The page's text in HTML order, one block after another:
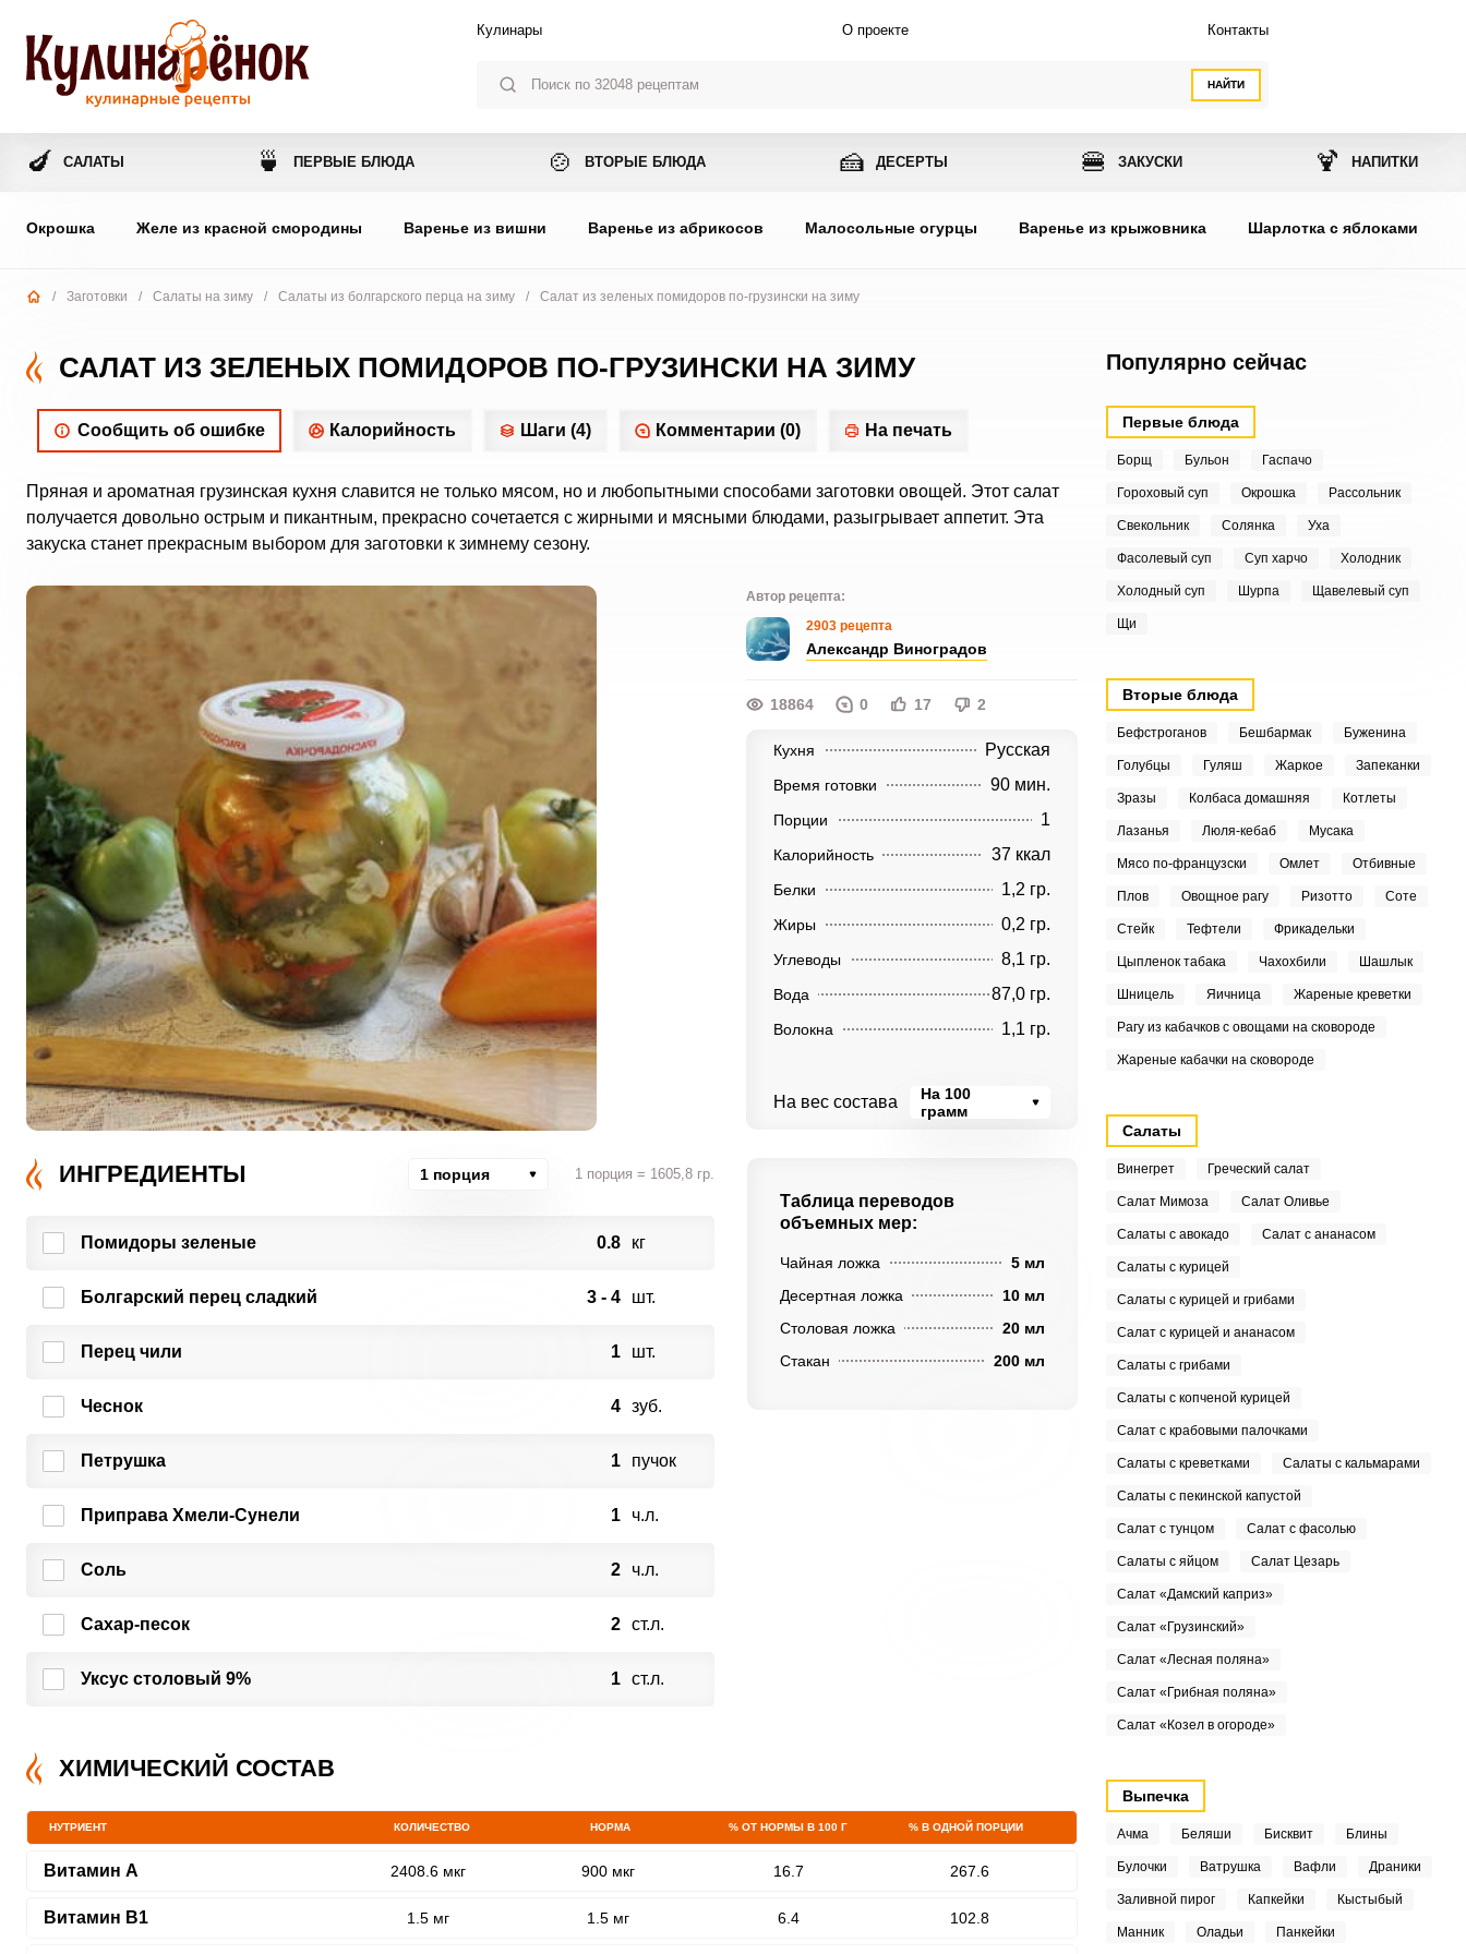
НАЙТИ
Кулинары О проекте Контакты
🍆 САЛАТЫ 🍵 ПЕРВЫЕ БЛЮДА 🍲 ВТОРЫЕ БЛЮДА 🍰 ДЕСЕРТЫ 🍔 ЗАКУСКИ 🍹 НАПИТКИ
Окрошка Желе из красной смородины Варенье из вишни Варенье из абрикосов Малосольные огурцы Варенье из крыжовника Шарлотка с яблоками
/ Заготовки / Салаты на зиму / Салаты из болгарского перца на зиму / Салат из зеленых помидоров по-грузински на зиму
САЛАТ ИЗ ЗЕЛЕНЫХ ПОМИДОРОВ ПО-ГРУЗИНСКИ НА ЗИМУ
Сообщить об ошибке Калорийность Шаги (4) Комментарии (0) На печать
Пряная и ароматная грузинская кухня славится не только мясом, но и любопытными способами заготовки овощей. Этот салат
получается довольно острым и пикантным, прекрасно сочетается с жирными и мясными блюдами, разыгрывает аппетит. Эта
закуска станет прекрасным выбором для заготовки к зимнему сезону.
Автор рецепта:
2903 рецепта
Александр Виноградов
18864 0 17 2
Кухня Русская
Время готовки 90 мин.
Порции 1
Калорийность 37 ккал
Белки 1,2 гр.
Жиры 0,2 гр.
Углеводы 8,1 гр.
Вода 87,0 гр.
Волокна 1,1 гр.
На вес состава
На 100
грамм
ИНГРЕДИЕНТЫ 1 порция 1 порция = 1605,8 гр.
Помидоры зеленые 0.8 кг
Болгарский перец сладкий 3 - 4 шт.
Перец чили 1 шт.
Чеснок 4 зуб.
Петрушка 1 пучок
Приправа Хмели-Сунели 1 ч.л.
Соль 2 ч.л.
Сахар-песок 2 ст.л.
Уксус столовый 9% 1 ст.л.
Таблица переводов
объемных мер:
Чайная ложка
5 мл
Десертная ложка
10 мл
Столовая ложка
20 мл
Стакан
200 мл
ХИМИЧЕСКИЙ СОСТАВ
НУТРИЕНТ КОЛИЧЕСТВО НОРМА % ОТ НОРМЫ В 100 Г % В ОДНОЙ ПОРЦИИ
Витамин A 2408.6 мкг 900 мкг 16.7 267.6
Витамин В1 1.5 мг 1.5 мг 6.4 102.8
Популярно сейчас
Первые блюда
Борщ Бульон Гаспачо
Гороховый суп Окрошка Рассольник
Свекольник Солянка Уха
Фасолевый суп Суп харчо Холодник
Холодный суп Шурпа Щавелевый суп
Щи
Вторые блюда
Бефстроганов Бешбармак Буженина
Голубцы Гуляш Жаркое Запеканки
Зразы Колбаса домашняя Котлеты
Лазанья Люля-кебаб Мусака
Мясо по-французски Омлет Отбивные
Плов Овощное рагу Ризотто Соте
Стейк Тефтели Фрикадельки
Цыпленок табака Чахохбили Шашлык
Шницель Яичница Жареные креветки
Рагу из кабачков с овощами на сковороде
Жареные кабачки на сковороде
Салаты
Винегрет Греческий салат
Салат Мимоза Салат Оливье
Салаты с авокадо Салат с ананасом
Салаты с курицей
Салаты с курицей и грибами
Салат с курицей и ананасом
Салаты с грибами
Салаты с копченой курицей
Салат с крабовыми палочками
Салаты с креветками Салаты с кальмарами
Салаты с пекинской капустой
Салат с тунцом Салат с фасолью
Салаты с яйцом Салат Цезарь
Салат «Дамский каприз»
Салат «Грузинский»
Салат «Лесная поляна»
Салат «Грибная поляна»
Салат «Козел в огороде»
Выпечка
Ачма Беляши Бисквит Блины
Булочки Ватрушка Вафли Драники
Заливной пирог Капкейки Кыстыбый
Манник Оладьи Панкейки